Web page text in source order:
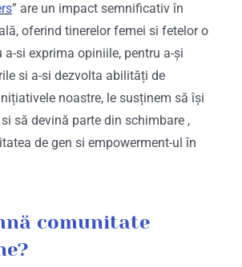
” are un impact semnificativ în
oferind tinerelor femei si fetelor o
si exprima opiniile, pentru a-și
si a-si dezvolta abilități de
noastre, le susținem să își
să devină parte din schimbare ,
de gen si empowerment-ul în
comunitate